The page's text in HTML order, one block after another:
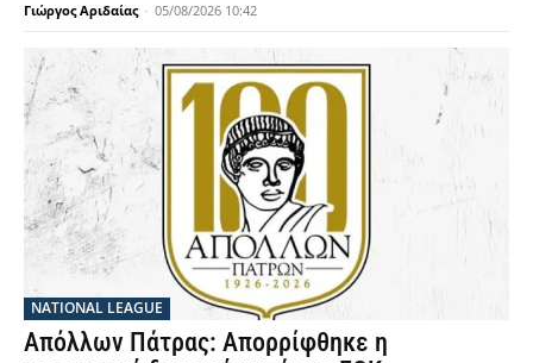
Γιώργος Αριδαίας - 05/08/2026 10:42
NATIONAL LEAGUE
Απόλλων Πάτρας: Απορρίφθηκε η